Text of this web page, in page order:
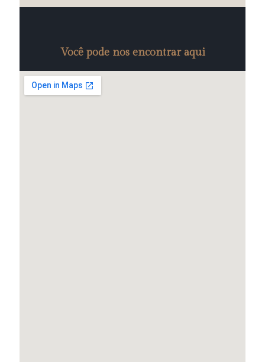
Você pode nos encontrar aqui